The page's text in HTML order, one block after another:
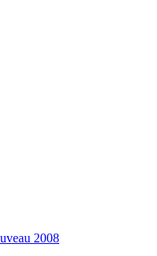
2008